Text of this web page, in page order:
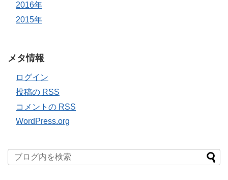
2016年
2015年
メタ情報
ログイン
投稿の RSS
コメントの RSS
WordPress.org